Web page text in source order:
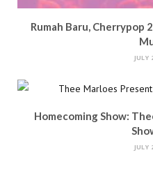
Rumah Baru, Cherrypop
JULY
Homecoming Show:
JULY